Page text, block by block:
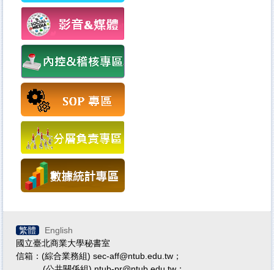
繁體
English
國立臺北商業大學秘書室
信箱：(綜合業務組) sec-aff@ntub.edu.tw；